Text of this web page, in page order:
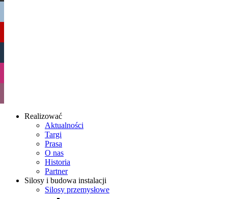
Realizować
Aktualności
Targi
Prasa
O nas
Historia
Partner
Silosy i budowa instalacji
Silosy przemysłowe